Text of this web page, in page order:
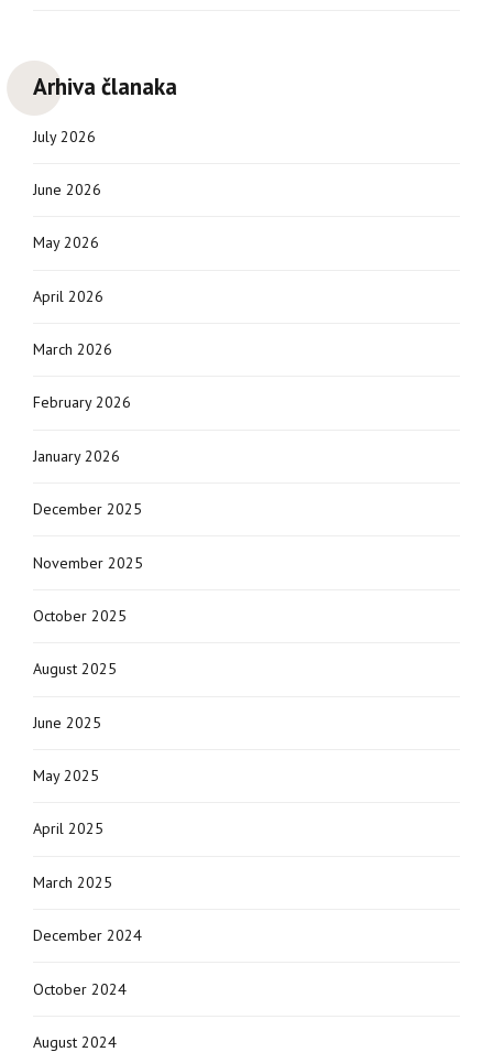
Arhiva članaka
July 2026
June 2026
May 2026
April 2026
March 2026
February 2026
January 2026
December 2025
November 2025
October 2025
August 2025
June 2025
May 2025
April 2025
March 2025
December 2024
October 2024
August 2024